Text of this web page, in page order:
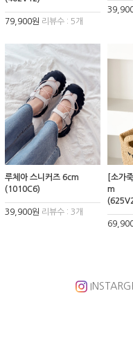
79,900원 리뷰수 : 5개
루체아 스니커즈 6cm
(1010C6)
39,900원 리뷰수 : 3개
[소가
m